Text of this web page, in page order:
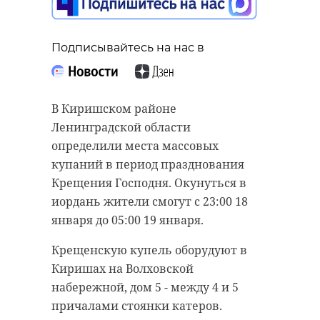
Подписывайтесь на нас в
В Киришском районе
Ленинградской области
определили места массовых
купаний в период празднования
Крещения Господня. Окунуться в
иордань жители смогут с 23:00 18
января до 05:00 19 января.
Крещенскую купель оборудуют в
Киришах на Волховской
набережной, дом 5 - между 4 и 5
причалами стоянки катеров.
Подписывайтесь на нас в
Сотрудники Росгвардии пришли
на помощь студенту колледжа из
Санкт-Петербурга. С крыши
здания на молодого человека,
который шел на занятия, упал
кусок льда.
Во вторник, 14 января, около 09:00
сотрудники Росгвардии
находились на маршруте
патрулирования. У одного из
Подписывайтесь на нас в
Сотрудники полиции раскрыли
убийство, совершенное в апреле
2004 года. Преступником оказался
49-летний ранее судимый житель
поселка Суйда Гатчинского района
Ленинградской области.
1 апреля 2004 года в квартире
дома №24 по улице Коллонтай в
Санкт-Петербурге было найдено
тело хозяйки жилища - 42-летней